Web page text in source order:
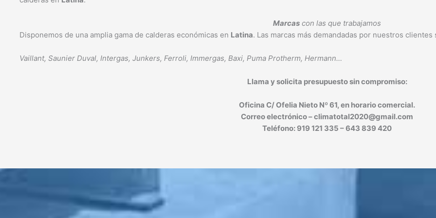
Marcas con las que trabajamos
Disponemos de una amplia gama de calderas económicas en Latina. Las marcas más demandadas por nuestros clientes
Vaillant, Saunier Duval, Intergas, Junkers, Ferroli, Immergas, Baxi, Puma Protherm, Hermann…
Llama y solicita presupuesto sin compromiso:
Oficina C/ Ofelia Nieto Nº 61, en horario comercial.
Correo electrónico – climatotal2020@gmail.com
Teléfono: 919 121 335 – 643 839 420